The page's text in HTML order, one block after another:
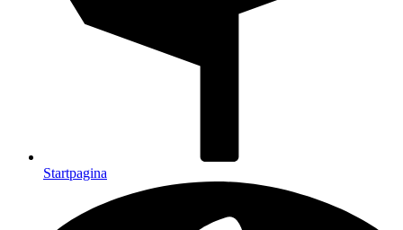
Startpagina